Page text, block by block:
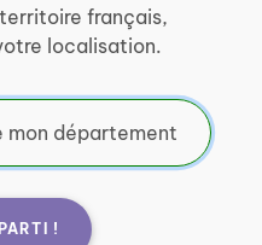
français,
localisation.
!
: